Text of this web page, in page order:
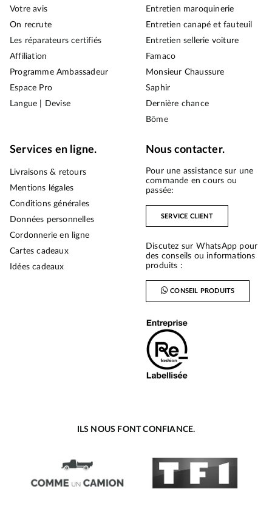
Votre avis
On recrute
Les réparateurs certifiés
Affiliation
Programme Ambassadeur
Espace Pro
Langue | Devise
Entretien maroquinerie
Entretien canapé et fauteuil
Entretien sellerie voiture
Famaco
Monsieur Chaussure
Saphir
Dernière chance
Bōme
Services en ligne.
Livraisons & retours
Mentions légales
Conditions générales
Données personnelles
Cordonnerie en ligne
Cartes cadeaux
Idées cadeaux
Nous contacter.
Pour une assistance sur une
commande en cours ou
passée:
SERVICE CLIENT
Discutez sur WhatsApp pour
des conseils ou informations
produits :
CONSEIL PRODUITS
ILS NOUS FONT CONFIANCE.